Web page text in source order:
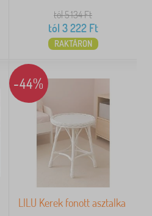
tól 5 134Ft
tól 3 222Ft
RAKTÁRON
-44%
LILU Kerek fonott asztalka